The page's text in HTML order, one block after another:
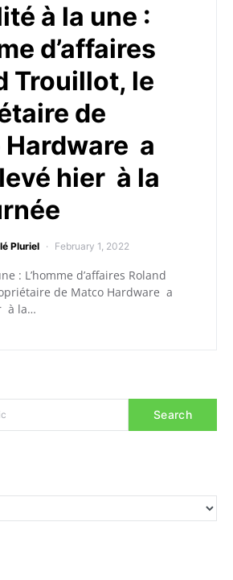
à la une :
d’affaires
Trouillot, le
de
a
hier à la
Pluriel February 1, 2022
: L’homme d’affaires Roland
de Matco Hardware a
à la…
Search